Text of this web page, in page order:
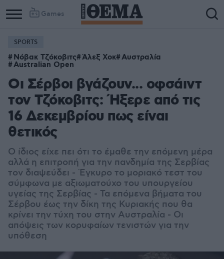
Games
Column
1
Column
2
SPORTS
Νόβακ Τζόκοβιτς Άλεξ Χοκ Αυστραλία
Australian Open
Οι Σέρβοι βγάζουν... οφσάιντ
τον Τζόκοβιτς: Ήξερε από τις
16 Δεκεμβρίου πως είναι
θετικός
Ο ίδιος είχε πει ότι το έμαθε την επόμενη μέρα
αλλά η επιτροπή για την πανδημία της Σερβίας
τον διαψεύδει - Έγκυρο το μοριακό τεστ του
σύμφωνα με αξιωματούχο του υπουργείου
υγείας της Σερβίας - Τα επόμενα βήματα του
Σέρβου έως την δίκη της Κυριακής που θα
κρίνει την τύχη του στην Αυστραλία - Οι
απόψεις των κορυφαίων τενιστών για την
υπόθεση